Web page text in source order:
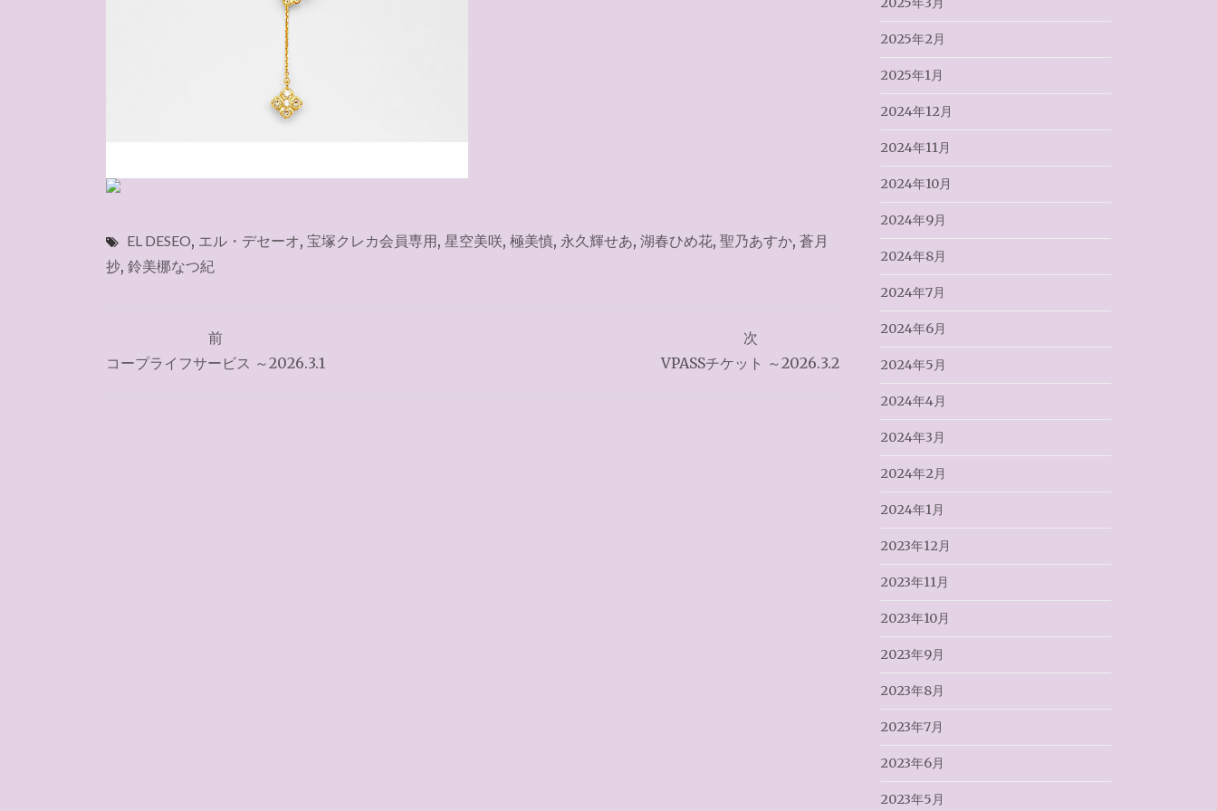
EL DESEO, エル・デセーオ, 宝塚クレカ会員専用, 星空美咲, 極美慎, 永久輝せあ, 湖春ひめ花, 聖乃あすか, 蒼月
抄, 鈴美梛なつ紀
稿
前
コープライフサービス ～2026.3.1
次
VPASSチケット ～2026.3.2
2025年2月
2025年1月
2024年12月
2024年11月
2024年10月
2024年9月
2024年8月
2024年7月
2024年6月
2024年5月
2024年4月
2024年3月
2024年2月
2024年1月
2023年12月
2023年11月
2023年10月
2023年9月
2023年8月
2023年7月
2023年6月
2023年5月